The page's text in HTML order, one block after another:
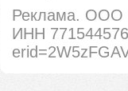
Реклама. ООО
ИНН